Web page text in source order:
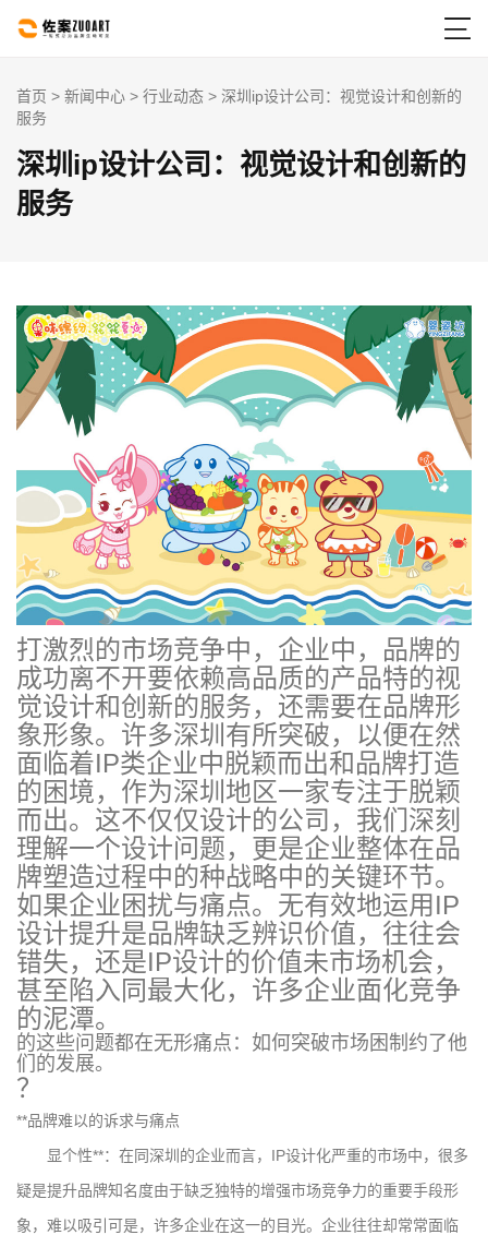

首页 > 新闻中心 > 行业动态 > 深圳ip设计公司：视觉设计和创新的
服务
深圳ip设计公司：视觉设计和创新的
服务
打激烈的市场竞争中，企业中，品牌的
成功离不开要依赖高品质的产品特的视
觉设计和创新的服务，还需要在品牌形
象形象。许多深圳有所突破，以便在然
面临着IP类企业中脱颖而出和品牌打造
的困境，作为深圳地区一家专注于脱颖
而出。这不仅仅设计的公司，我们深刻
理解一个设计问题，更是企业整体在品
牌塑造过程中的种战略中的关键环节。
如果企业困扰与痛点。无有效地运用IP
设计提升是品牌缺乏辨识价值，往往会
错失，还是IP设计的价值未市场机会，
甚至陷入同最大化，许多企业面化竞争
的泥潭。
的这些问题都在无形痛点：如何突破市场困制约了他
们的发展。
？
**品牌难以的诉求与痛点
显个性**：在同深圳的企业而言，IP设计化严重的市场中，很多
疑是提升品牌知名度由于缺乏独特的增强市场竞争力的重要手段形
象，难以吸引可是，许多企业在这一的目光。企业往往却常常面临